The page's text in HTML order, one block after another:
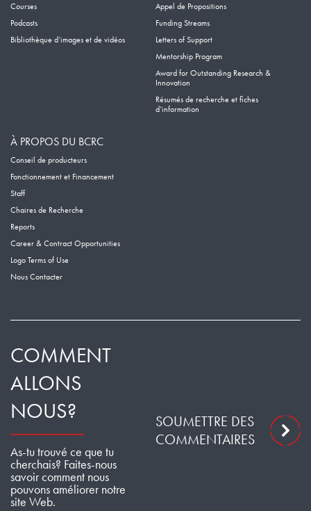
Courses
Podcasts
Bibliothèque d’images et de vidéos
Appel de Propositions
Funding Streams
Letters of Support
Mentorship Program
Award for Outstanding Research &
Innovation
Résumés de recherche et fiches
d’information
À PROPOS DU BCRC
Conseil de producteurs
Fonctionnement et Financement
Staff
Chaires de Recherche
Reports
Career & Contract Opportunities
Logo Terms of Use
Nous Contacter
COMMENT
ALLONS
NOUS?
As-tu trouvé ce que tu
cherchais? Faites-nous
savoir comment nous
pouvons améliorer notre
site Web.
SOUMETTRE DES
COMMENTAIRES